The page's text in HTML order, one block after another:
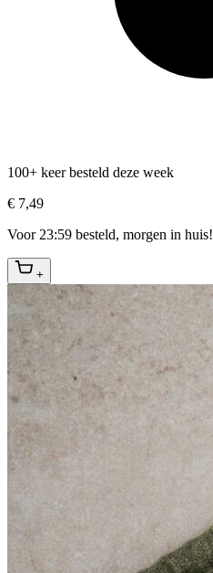
100+ keer besteld deze week
€ 7,49
Voor 23:59 besteld, morgen in huis!
+